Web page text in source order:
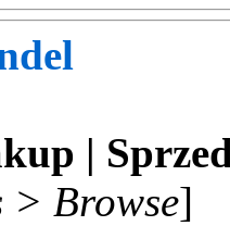
|
> Browse]